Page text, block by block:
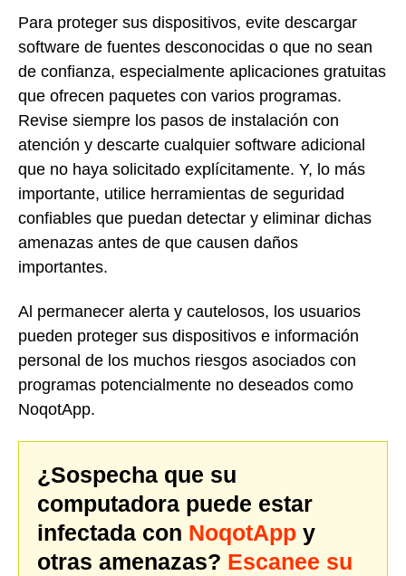
Para proteger sus dispositivos, evite descargar
software de fuentes desconocidas o que no sean
de confianza, especialmente aplicaciones gratuitas
que ofrecen paquetes con varios programas.
Revise siempre los pasos de instalación con
atención y descarte cualquier software adicional
que no haya solicitado explícitamente. Y, lo más
importante, utilice herramientas de seguridad
confiables que puedan detectar y eliminar dichas
amenazas antes de que causen daños
importantes.
Al permanecer alerta y cautelosos, los usuarios
pueden proteger sus dispositivos e información
personal de los muchos riesgos asociados con
programas potencialmente no deseados como
NoqotApp.
¿Sospecha que su
computadora puede estar
infectada con NoqotApp y
otras amenazas? Escanee su